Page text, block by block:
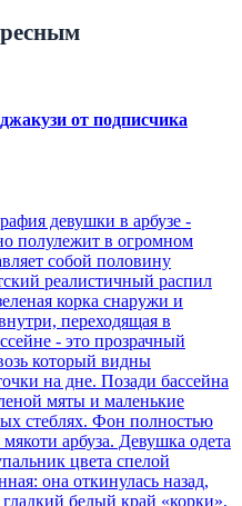
от подписчика
девушки в арбузе -
полулежит в огромном
собой половину
реалистичный распил
корка снаружи и
переходящая в
- это прозрачный
который видны
на дне. Позади бассейна
мяты и маленькие
стеблях. Фон полностью
арбуза. Девушка одета
цвета спелой
она откинулась назад,
белый край «корки»,